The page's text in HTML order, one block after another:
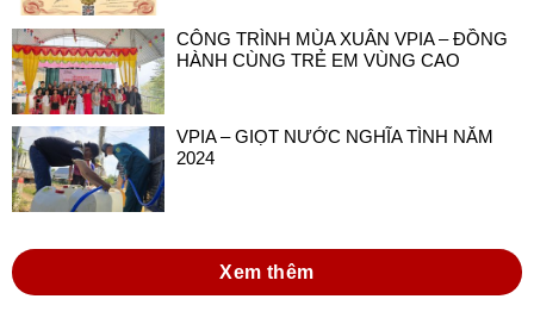
CÔNG TRÌNH MÙA XUÂN VPIA – ĐỒNG
HÀNH CÙNG TRẺ EM VÙNG CAO
VPIA – GIỌT NƯỚC NGHĨA TÌNH NĂM
2024
Xem thêm